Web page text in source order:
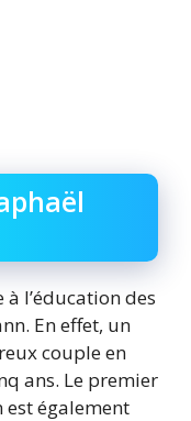
l’éducation des
En effet, un
couple en
ans. Le premier
est également